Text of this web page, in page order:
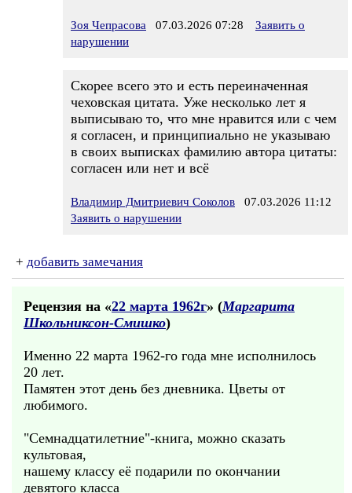
Зоя Чепрасова 07.03.2026 07:28
Заявить о
нарушении
Скорее всего это и есть переиначенная
чеховская цитата. Уже несколько лет я
выписываю то, что мне нравится или с чем
я согласен, и принципиально не указываю
в своих выписках фамилию автора цитаты:
согласен или нет и всё
Владимир Дмитриевич Соколов 07.03.2026 11:12
Заявить о нарушении
+ добавить замечания
Рецензия на «22 марта 1962г» (Маргарита
Школьниксон-Смишко)
Именно 22 марта 1962-го года мне исполнилось
20 лет.
Памятен этот день без дневника. Цветы от
любимого.
"Семнадцатилетние"-книга, можно сказать
культовая,
нашему классу её подарили по окончании
девятого класса